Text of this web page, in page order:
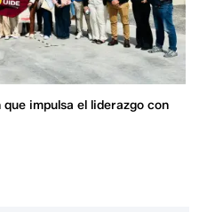
impulsa el liderazgo con